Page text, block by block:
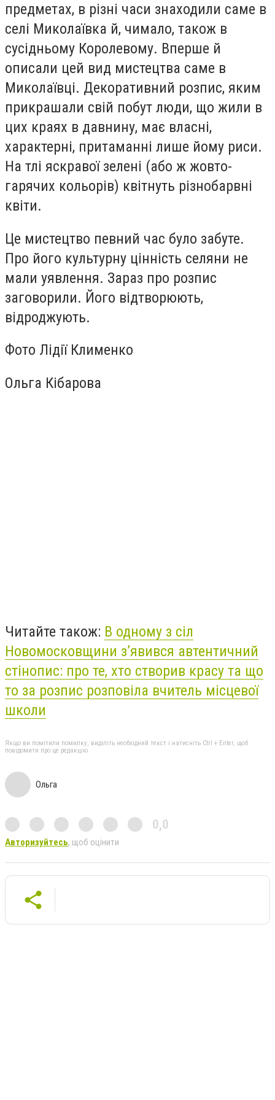
предметах, в різні часи знаходили саме в
селі Миколаївка й, чимало, також в
сусідньому Королевому. Вперше й
описали цей вид мистецтва саме в
Миколаївці. Декоративний розпис, яким
прикрашали свій побут люди, що жили в
цих краях в давнину, має власні,
характерні, притаманні лише йому риси.
На тлі яскравої зелені (або ж жовто-
гарячих кольорів) квітнуть різнобарвні
квіти.
Це мистецтво певний час було забуте.
Про його культурну цінність селяни не
мали уявлення. Зараз про розпис
заговорили. Його відтворюють,
відроджують.
Фото Лідії Клименко
Ольга Кібарова
Читайте також: В одному з сіл
Новомосковщини з’явився автентичний
стінопис: про те, хто створив красу та що
то за розпис розповіла вчитель місцевої
школи
Якщо ви помітили помилку, виділіть необхідний текст і натисніть Ctrl + Enter, щоб
повідомити про це редакцію
Ольга
0,0
Авторизуйтесь, щоб оцінити